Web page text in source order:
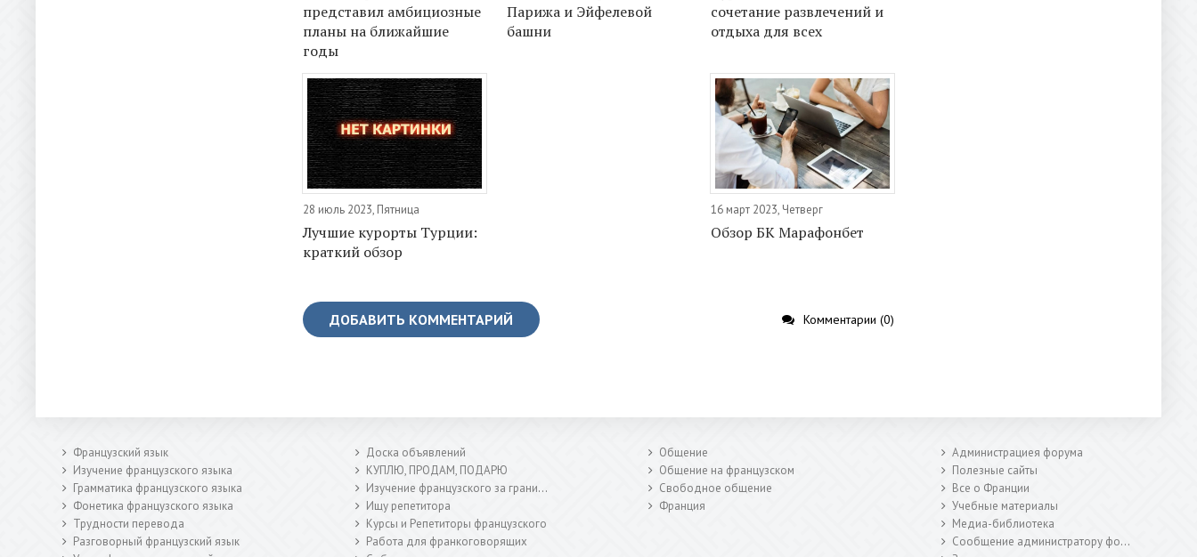
представил амбициозные
планы на ближайшие
годы
Парижа и Эйфелевой
башни
сочетание развлечений и
отдыха для всех
28 июль 2023, Пятница
Лучшие курорты Турции:
краткий обзор
16 март 2023, Четверг
Обзор БК Марафонбет
ДОБАВИТЬ КОММЕНТАРИЙ Комментарии (0)
Французский язык
Изучение французского языка
Грамматика французского языка
Фонетика французского языка
Трудности перевода
Разговорный французский язык
Доска объявлений
КУПЛЮ, ПРОДАМ, ПОДАРЮ
Изучение французского за границей
Ищу репетитора
Курсы и Репетиторы французского
Работа для франкоговорящих
Общение
Общение на французском
Свободное общение
Франция
Администрациея форума
Полезные сайты
Все о Франции
Учебные материалы
Медиа-библиотека
Сообщение администратору форума